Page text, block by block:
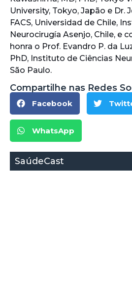
University, Tokyo, Japão e Dr.
FACS, Universidad de Chile,
Neurocirugía Asenjo, Chile, e
honra o Prof. Evandro P. da
PhD, Instituto de Ciências
São Paulo.
Compartilhe nas Redes
Facebook
WhatsApp
SaúdeCast